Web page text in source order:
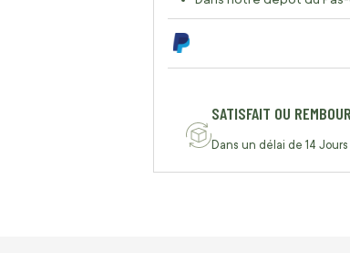
SATISFAIT OU
Dans un délai de 14 Jours